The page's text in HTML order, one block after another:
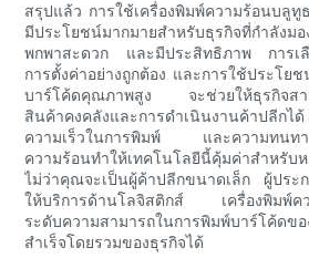
สรุปแล้ว การใช้เครื่องพิมพ์ความร้อนบลูทู
มีประโยชน์มากมายสำหรับธุรกิจที่กำลังม
พกพาสะดวก และมีประสิทธิภาพ การเลื
การตั้งค่าอย่างถูกต้อง และการใช้ประโยช
บาร์โค้ดคุณภาพสูง จะช่วยให้ธุรกิจสาม
สินค้าคงคลังและการดำเนินงานค้าปลีกไ
ความเร็วในการพิมพ์ และความทนทา
ความร้อนทำให้เทคโนโลยีนี้คุ้มค่าสำหรับ
ไม่ว่าคุณจะเป็นผู้ค้าปลีกขนาดเล็ก ผู้ประ
ให้บริการด้านโลจิสติกส์ เครื่องพิมพ์คว
ระดับความสามารถในการพิมพ์บาร์โค้ดข
สำเร็จโดยรวมของธุรกิจได้